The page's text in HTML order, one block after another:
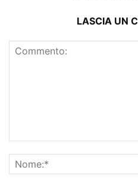
LASCIA UN